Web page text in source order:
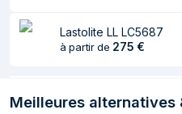
Lastolite LL LC5687
à partir de 275 €
Meilleures alternatives